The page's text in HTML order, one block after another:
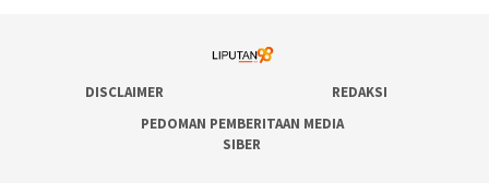
DISCLAIMER
REDAKSI
PEDOMAN PEMBERITAAN MEDIA
SIBER